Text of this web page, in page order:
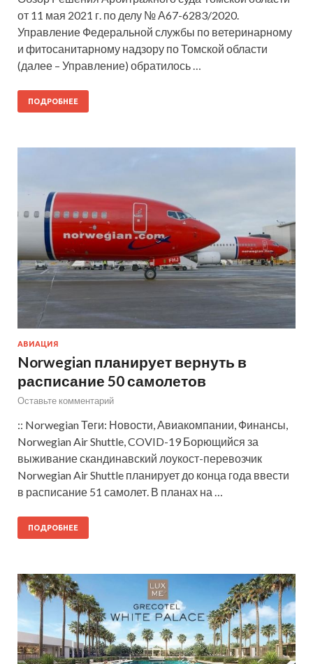
от 11 мая 2021 г. по делу № А67-6283/2020.
Управление Федеральной службы по ветеринарному
и фитосанитарному надзору по Томской области
(далее – Управление) обратилось …
ПОДРОБНЕЕ
АВИАЦИЯ
Norwegian планирует вернуть в
расписание 50 самолетов
Оставьте комментарий
:: Norwegian Теги: Новости, Авиакомпании, Финансы,
Norwegian Air Shuttle, COVID-19 Борющийся за
выживание скандинавский лоукост-перевозчик
Norwegian Air Shuttle планирует до конца года ввести
в расписание 51 самолет. В планах на …
ПОДРОБНЕЕ